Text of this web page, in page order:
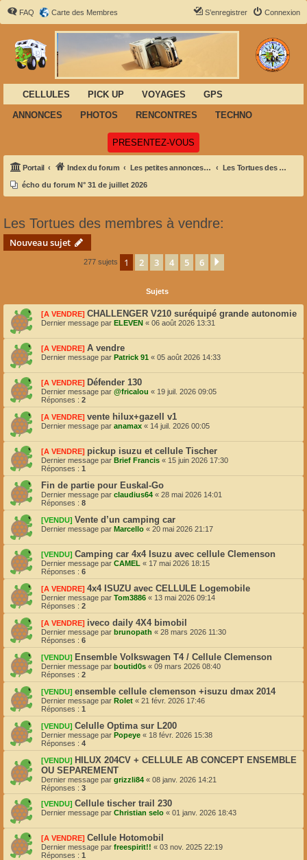
FAQ Carte des Membres Connexion
S’enregistrer
CELLULES PICK UP VOYAGES
GPS
ANNONCES
PHOTOS RENCONTRES TECHNO
PRESENTEZ-VOUS
Portail Index du forum Les petites annonces de Félix Les Tortues des membres à vendre:
écho du forum N° 31 de juillet 2026
Les Tortues des membres à vendre:
Nouveau sujet
277 sujets 1 2 3 4 5 6
Sujets
[A VENDRE] CHALLENGER V210 suréquipé grande autonomie
Dernier message par ELEVEN « 06 août 2026 13:31
[A VENDRE] A vendre
Dernier message par Patrick 91 « 05 août 2026 14:33
[A VENDRE] Défender 130
Dernier message par @fricalou « 19 juil. 2026 09:05
Réponses : 2
[A VENDRE] vente hilux+gazell v1
Dernier message par anamax « 14 juil. 2026 00:05
[A VENDRE] pickup isuzu et cellule Tischer
Dernier message par Brief Francis « 15 juin 2026 17:30
Réponses : 1
Fin de partie pour Euskal-Go
Dernier message par claudius64 « 28 mai 2026 14:01
Réponses : 8
[VENDU] Vente d’un camping car
Dernier message par Marcello « 20 mai 2026 21:17
[VENDU] Camping car 4x4 Isuzu avec cellule Clemenson
Dernier message par CAMEL « 17 mai 2026 18:15
Réponses : 6
[A VENDRE] 4x4 ISUZU avec CELLULE Logemobile
Dernier message par Tom3886 « 13 mai 2026 09:14
Réponses : 2
[A VENDRE] iveco daily 4X4 bimobil
Dernier message par brunopath « 28 mars 2026 11:30
Réponses : 6
[VENDU] Ensemble Volkswagen T4 / Cellule Clemenson
Dernier message par boutid0s « 09 mars 2026 08:40
Réponses : 2
[VENDU] ensemble cellule clemenson +isuzu dmax 2014
Dernier message par Rolet « 21 févr. 2026 17:46
Réponses : 1
[VENDU] Celulle Optima sur L200
Dernier message par Popeye « 18 févr. 2026 15:38
Réponses : 4
[VENDU] HILUX 204CV + CELLULE AB CONCEPT ENSEMBLE
OU SEPAREMENT
Dernier message par grizzli84 « 08 janv. 2026 14:21
Réponses : 3
[VENDU] Cellule tischer trail 230
Dernier message par Christian selo « 01 janv. 2026 18:43
[A VENDRE] Cellule Hotomobil
Dernier message par freespirit!! « 03 nov. 2025 22:19
Réponses : 1